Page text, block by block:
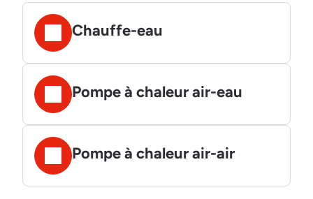
Chauffe-eau
Pompe à chaleur air-eau
Pompe à chaleur air-air